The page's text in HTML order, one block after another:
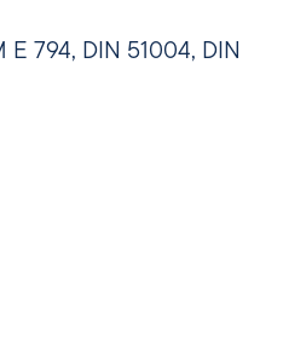
E 794, DIN 51004, DIN